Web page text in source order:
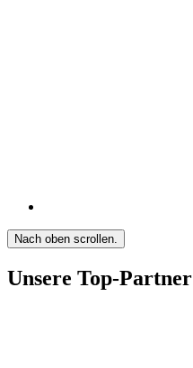
Nach oben scrollen.
Unsere Top-Partner